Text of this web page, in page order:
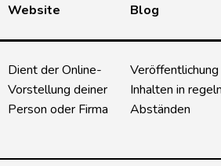
Website
Blog
Dient der Online-
Vorstellung deiner
Person oder Firma
Inhalten in
Abständen